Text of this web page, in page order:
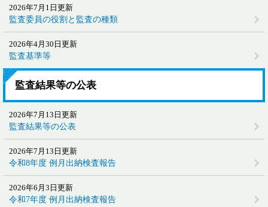
2026年7月1日更新
監査委員の役割と監査の種類
2026年4月30日更新
監査基準等
監査結果等の公表
2026年7月13日更新
監査結果等の公表
2026年7月13日更新
令和8年度 例月出納検査報告
2026年6月3日更新
令和7年度 例月出納検査報告